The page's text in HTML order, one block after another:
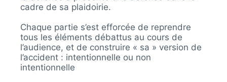
cadre de sa plaidoirie.
Chaque partie s’est efforcée de reprendre
tous les éléments débattus au cours de
l’audience, et de construire « sa » version de
l’accident : intentionnelle ou non
intentionnelle